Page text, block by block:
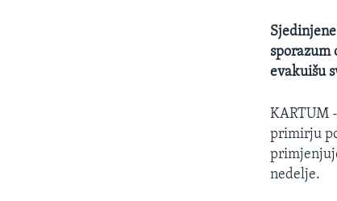
sporazum
evakuišu
KARTUM
primirju
nedelje.